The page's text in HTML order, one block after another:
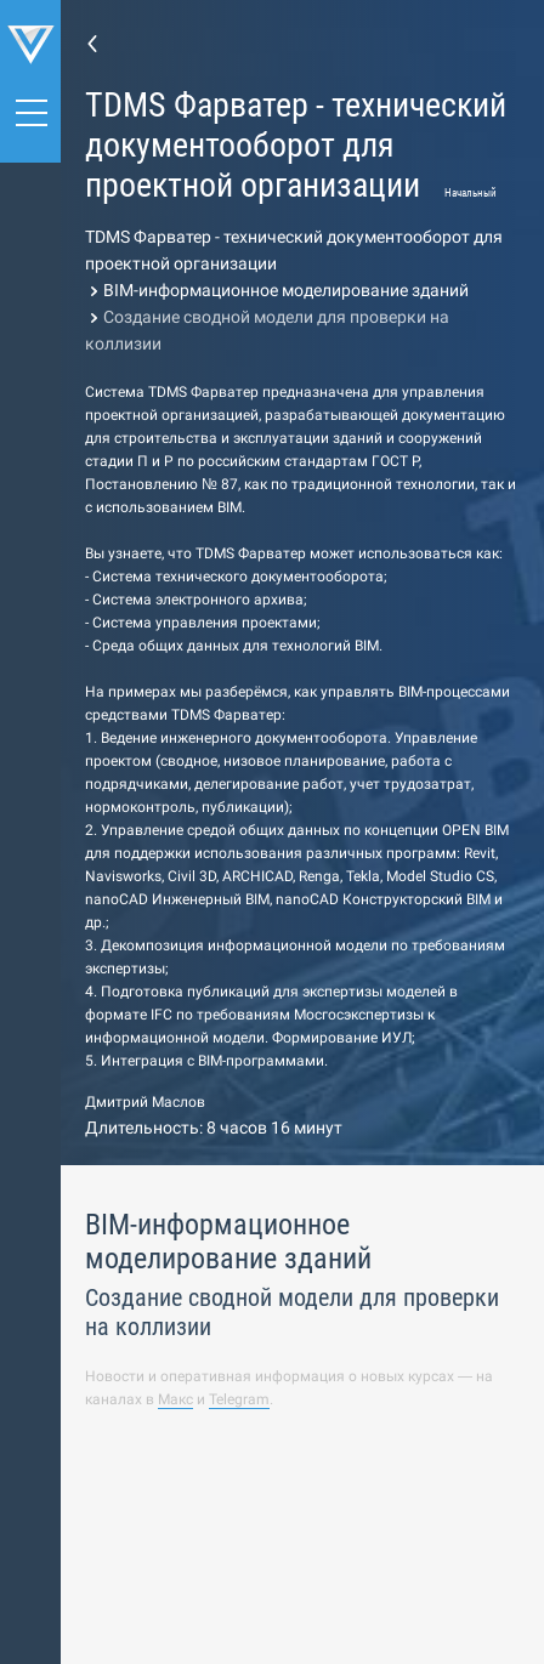
TDMS Фарватер - технический
документооборот для
проектной организации
Начальный
TDMS Фарватер - технический документооборот для
проектной организации
BIM-информационное моделирование зданий
Создание сводной модели для проверки на
коллизии
Система TDMS Фарватер предназначена для управления
проектной организацией, разрабатывающей документацию
для строительства и эксплуатации зданий и сооружений
стадии П и Р по российским стандартам ГОСТ Р,
Постановлению № 87, как по традиционной технологии, так и
с использованием BIM.
Вы узнаете, что TDMS Фарватер может использоваться как:
- Система технического документооборота;
- Система электронного архива;
- Система управления проектами;
- Среда общих данных для технологий BIM.
На примерах мы разберёмся, как управлять BIM-процессами
средствами TDMS Фарватер:
1. Ведение инженерного документооборота. Управление
проектом (сводное, низовое планирование, работа с
подрядчиками, делегирование работ, учет трудозатрат,
нормоконтроль, публикации);
2. Управление средой общих данных по концепции OPEN BIM
для поддержки использования различных программ: Revit,
Navisworks, Civil 3D, ARCHICAD, Renga, Tekla, Model Studio CS,
nanoCAD Инженерный BIM, nanoCAD Конструкторский BIM и
др.;
3. Декомпозиция информационной модели по требованиям
экспертизы;
4. Подготовка публикаций для экспертизы моделей в
формате IFC по требованиям Мосгосэкспертизы к
информационной модели. Формирование ИУЛ;
5. Интеграция с BIM-программами.
Дмитрий Маслов
Длительность: 8 часов 16 минут
BIM-информационное
моделирование зданий
Создание сводной модели для проверки
на коллизии
Новости и оперативная информация о новых курсах — на
каналах в Макс и Telegram.